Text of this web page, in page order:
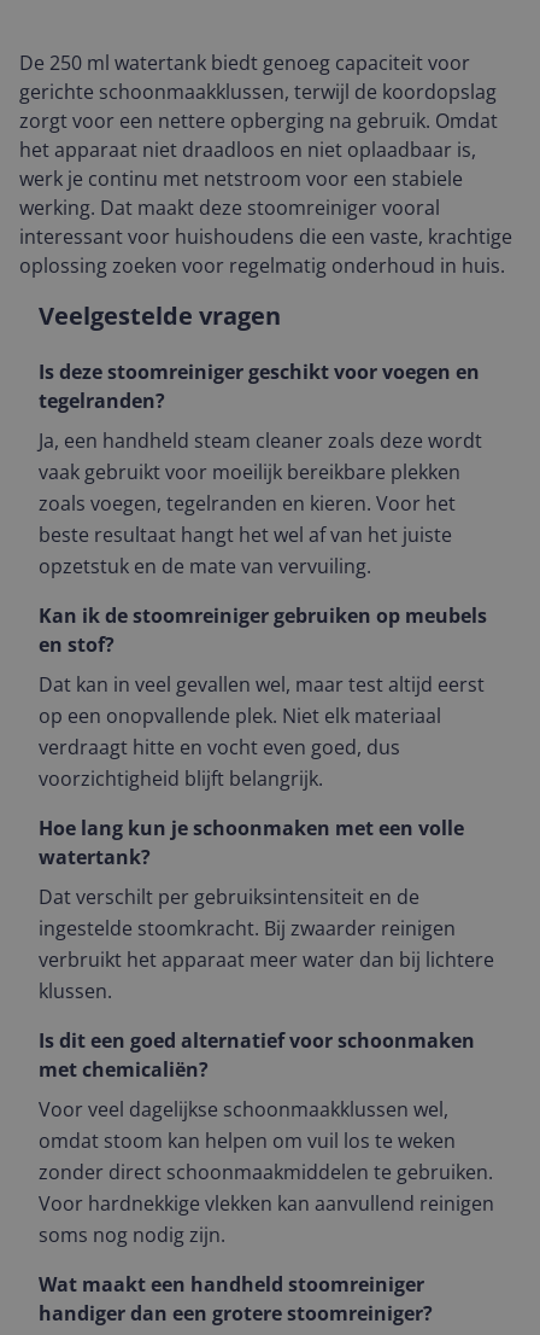
De 250 ml watertank biedt genoeg capaciteit voor
gerichte schoonmaakklussen, terwijl de koordopslag
zorgt voor een nettere opberging na gebruik. Omdat
het apparaat niet draadloos en niet oplaadbaar is,
werk je continu met netstroom voor een stabiele
werking. Dat maakt deze stoomreiniger vooral
interessant voor huishoudens die een vaste, krachtige
oplossing zoeken voor regelmatig onderhoud in huis.
Veelgestelde vragen
Is deze stoomreiniger geschikt voor voegen en
tegelranden?
Ja, een handheld steam cleaner zoals deze wordt
vaak gebruikt voor moeilijk bereikbare plekken
zoals voegen, tegelranden en kieren. Voor het
beste resultaat hangt het wel af van het juiste
opzetstuk en de mate van vervuiling.
Kan ik de stoomreiniger gebruiken op meubels
en stof?
Dat kan in veel gevallen wel, maar test altijd eerst
op een onopvallende plek. Niet elk materiaal
verdraagt hitte en vocht even goed, dus
voorzichtigheid blijft belangrijk.
Hoe lang kun je schoonmaken met een volle
watertank?
Dat verschilt per gebruiksintensiteit en de
ingestelde stoomkracht. Bij zwaarder reinigen
verbruikt het apparaat meer water dan bij lichtere
klussen.
Is dit een goed alternatief voor schoonmaken
met chemicaliën?
Voor veel dagelijkse schoonmaakklussen wel,
omdat stoom kan helpen om vuil los te weken
zonder direct schoonmaakmiddelen te gebruiken.
Voor hardnekkige vlekken kan aanvullend reinigen
soms nog nodig zijn.
Wat maakt een handheld stoomreiniger
handiger dan een grotere stoomreiniger?